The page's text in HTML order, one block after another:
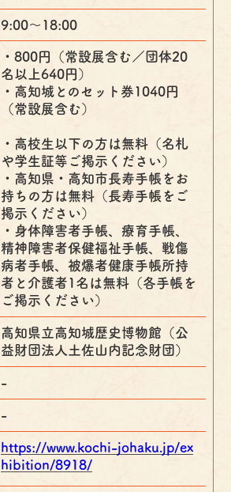
9:00～18:00
・800円（常設展含む／団体20
名以上640円）
・高知城とのセット券1040円
（常設展含む）
・高校生以下の方は無料（名札
や学生証等ご掲示ください）
・高知県・高知市長寿手帳をお
持ちの方は無料（長寿手帳をご
掲示ください）
・身体障害者手帳、療育手帳、
精神障害者保健福祉手帳、戦傷
病者手帳、被爆者健康手帳所持
者と介護者1名は無料（各手帳を
ご掲示ください）
高知県立高知城歴史博物館（公
益財団法人土佐山内記念財団）
-
-
https://www.kochi-johaku.jp/ex
hibition/8918/